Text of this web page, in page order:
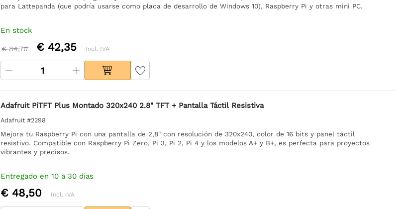
para Lattepanda (que podría usarse como placa de desarrollo de Windows 10), Raspberry Pi y otras mini PC.
En stock
€ 84,70 € 42,35 Incl. IVA
Adafruit PiTFT Plus Montado 320x240 2.8" TFT + Pantalla Táctil Resistiva
Adafruit #2298
Mejora tu Raspberry Pi con una pantalla de 2,8" con resolución de 320x240, color de 16 bits y panel táctil
resistivo. Compatible con Raspberry Pi Zero, Pi 3, Pi 2, Pi 4 y los modelos A+ y B+, es perfecta para proyectos
vibrantes y precisos.
Entregado en 10 a 30 días
€ 48,50 Incl. IVA